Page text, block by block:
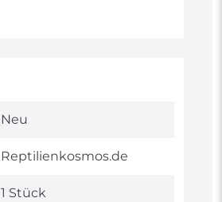
Neu
Reptilienkosmos.de
1 Stück